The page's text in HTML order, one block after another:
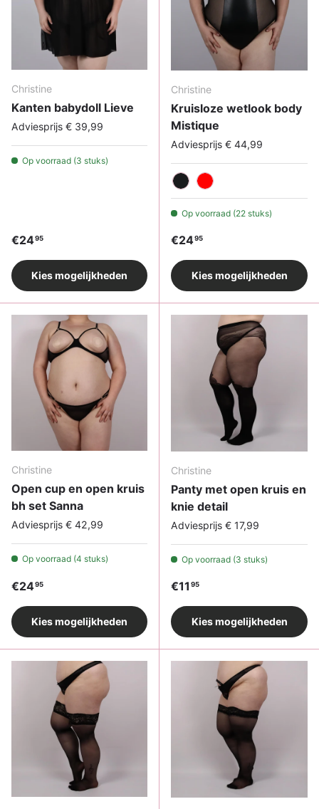
Christine
Kanten babydoll Lieve
Adviesprijs € 39,99
Op voorraad (3 stuks)
Reguliere prijs
€2495
Kies mogelijkheden
Christine
Kruisloze wetlook body
Mistique
Adviesprijs € 44,99
ZwartRood
Op voorraad (22 stuks)
Reguliere prijs
€2495
Kies mogelijkheden
Christine
Open cup en open kruis
bh set Sanna
Adviesprijs € 42,99
Op voorraad (4 stuks)
Reguliere prijs
€2495
Kies mogelijkheden
Christine
Panty met open kruis en
knie detail
Adviesprijs € 17,99
Op voorraad (3 stuks)
Reguliere prijs
€11 95
Kies mogelijkheden